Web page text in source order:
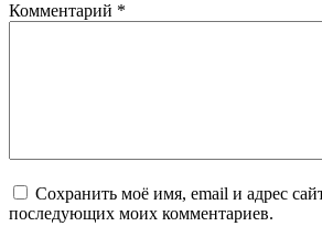
Комментарий *
Сохранить моё имя, email и адрес
последующих моих комментариев.